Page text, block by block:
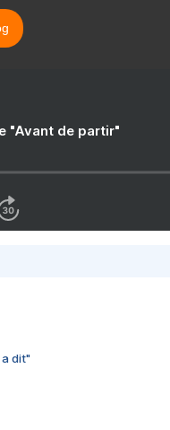
"Avant de partir"
dit"